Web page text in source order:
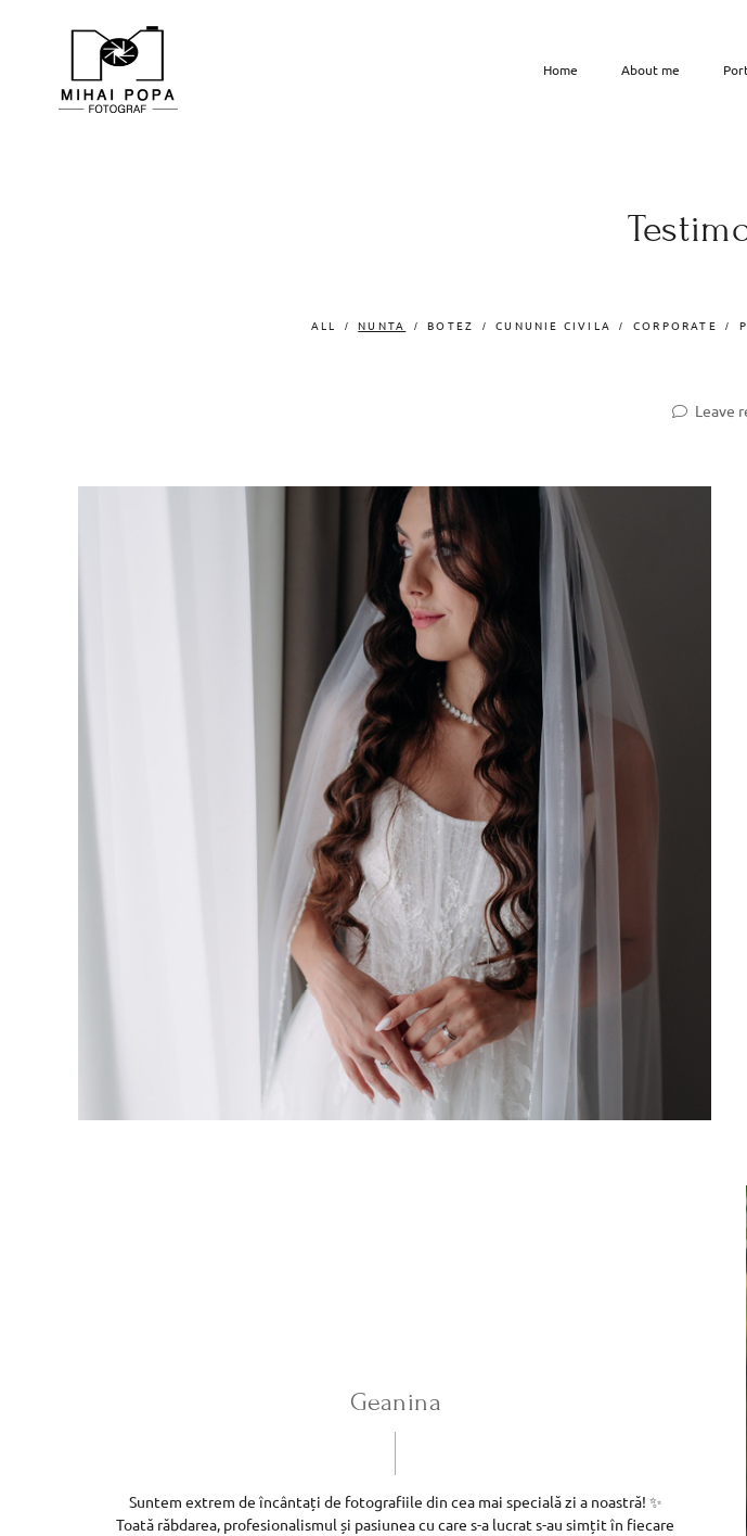
Home About me
ALL NUNTA BOTEZ CUNUNIE CIVILA CORPORATE
Leave
Geanina
Suntem extrem de încântați de fotografiile din cea mai specială zi a noastră! ✨
Toată răbdarea, profesionalismul și pasiunea cu care s-a lucrat s-au simțit în fiecare